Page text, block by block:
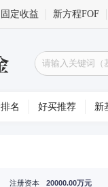
固定收益 新方程FOF
名 好买推荐 新
注册资本
20000.00万元